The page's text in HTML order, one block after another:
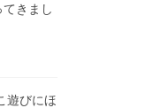
てきまし
遊びにほ